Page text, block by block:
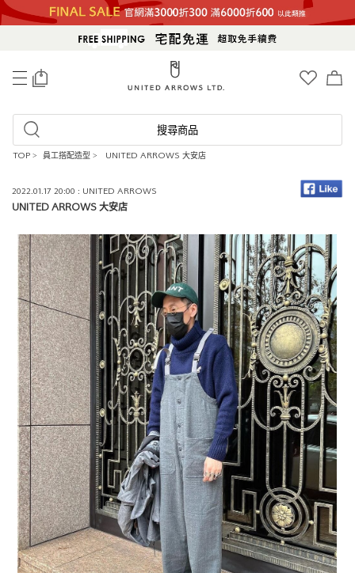
搜尋商品
TOP > 員工搭配造型 > UNITED ARROWS 大安店
2022.01.17 20:00 : UNITED ARROWS
UNITED ARROWS 大安店